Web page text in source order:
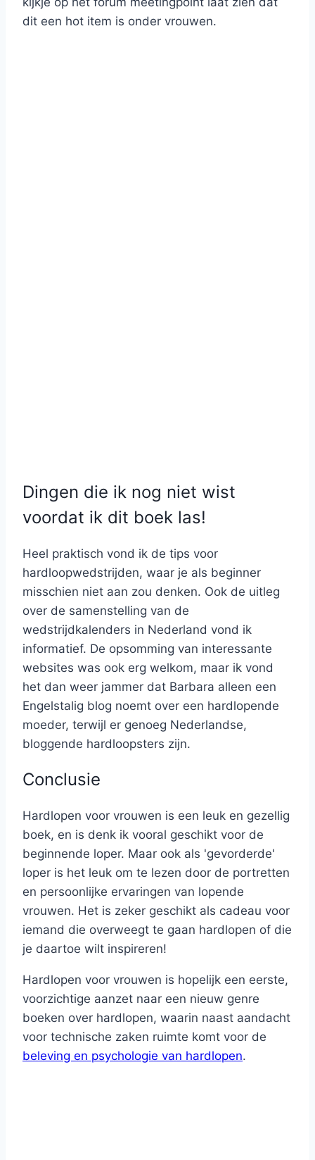
dit een hot item is onder vrouwen.
Dingen die ik nog niet wist
voordat ik dit boek las!
Heel praktisch vond ik de tips voor
hardloopwedstrijden, waar je als beginner
misschien niet aan zou denken. Ook de uitleg
over de samenstelling van de
wedstrijdkalenders in Nederland vond ik
informatief. De opsomming van interessante
websites was ook erg welkom, maar ik vond
het dan weer jammer dat Barbara alleen een
Engelstalig blog noemt over een hardlopende
moeder, terwijl er genoeg Nederlandse,
bloggende hardloopsters zijn.
Conclusie
Hardlopen voor vrouwen is een leuk en gezellig
boek, en is denk ik vooral geschikt voor de
beginnende loper. Maar ook als 'gevorderde'
loper is het leuk om te lezen door de portretten
en persoonlijke ervaringen van lopende
vrouwen. Het is zeker geschikt als cadeau voor
iemand die overweegt te gaan hardlopen of die
je daartoe wilt inspireren!
Hardlopen voor vrouwen is hopelijk een eerste,
voorzichtige aanzet naar een nieuw genre
boeken over hardlopen, waarin naast aandacht
voor technische zaken ruimte komt voor de
beleving en psychologie van hardlopen.